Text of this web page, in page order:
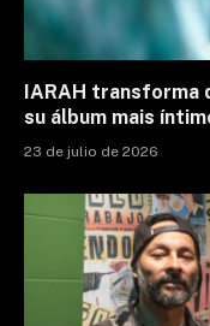
IARAH transforma
su álbum mais
23 de julio de 2026